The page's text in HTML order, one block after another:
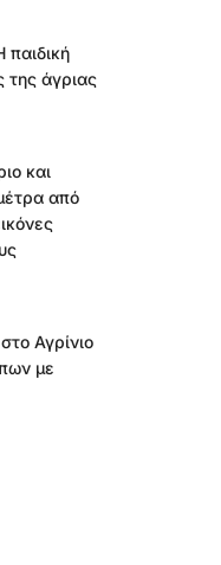
της άγριας
και
από
Αγρίνιο
με